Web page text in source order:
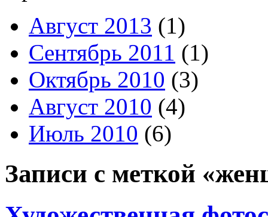
Август 2013 (1)
Сентябрь 2011 (1)
Октябрь 2010 (3)
Август 2010 (4)
Июль 2010 (6)
Записи с меткой